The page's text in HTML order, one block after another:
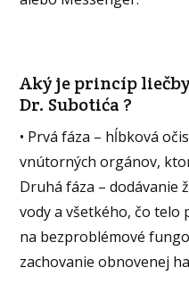
Aký je princíp
Dr. Subotića ?
• Prvá fáza – hĺbková
vnútorných orgánov,
Druhá fáza – dodávanie
vody a všetkého, čo telo
na bezproblémové
zachovanie obnovenej